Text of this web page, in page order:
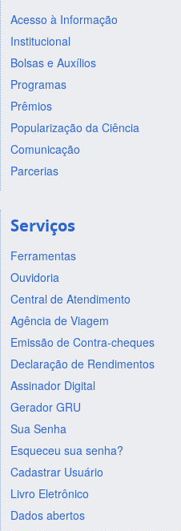
Acesso à Informação
Institucional
Bolsas e Auxílios
Programas
Prêmios
Popularização da Ciência
Comunicação
Parcerias
Serviços
Ferramentas
Ouvidoria
Central de Atendimento
Agência de Viagem
Emissão de Contra-cheques
Declaração de Rendimentos
Assinador Digital
Gerador GRU
Sua Senha
Esqueceu sua senha?
Cadastrar Usuário
Livro Eletrônico
Dados abertos